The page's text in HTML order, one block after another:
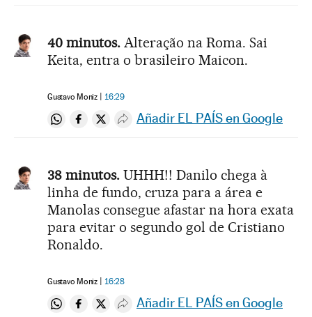
40 minutos. Alteração na Roma. Sai
Keita, entra o brasileiro Maicon.
Gustavo Moniz 16:29
Compartir en Whatsapp
Compartir en Facebook
Compartir en Twitter
Desplegar Redes Sociales
Añadir EL PAÍS en Google
38 minutos. UHHH!! Danilo chega à
linha de fundo, cruza para a área e
Manolas consegue afastar na hora exata
para evitar o segundo gol de Cristiano
Ronaldo.
Gustavo Moniz 16:28
Compartir en Whatsapp
Compartir en Facebook
Compartir en Twitter
Desplegar Redes Sociales
Añadir EL PAÍS en Google